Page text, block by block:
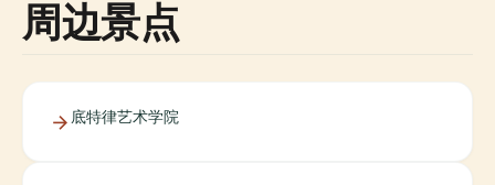
周边景点
底特律艺术学院